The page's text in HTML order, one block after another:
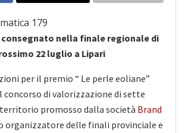
nella finale regionale di
22 luglio a Lipari
per il premio “ Le perle eoliane”
concorso di valorizzazione di sette
promosso dalla società Brand
organizzatore delle finali provinciale e